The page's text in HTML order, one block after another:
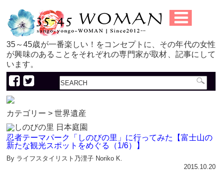
35～45歳が一番楽しい！をコンセプトに、その年代の女性
が興味のあることをそれぞれの専門家が取材、記事にして
います。
カテゴリー > 世界遺産
忍者テーマパーク「しのびの里」に行ってみた【富士山の
新たな観光スポットをめぐる（1/6）】
By ライフスタイリスト乃浬子 Noriko K.
2015.10.20